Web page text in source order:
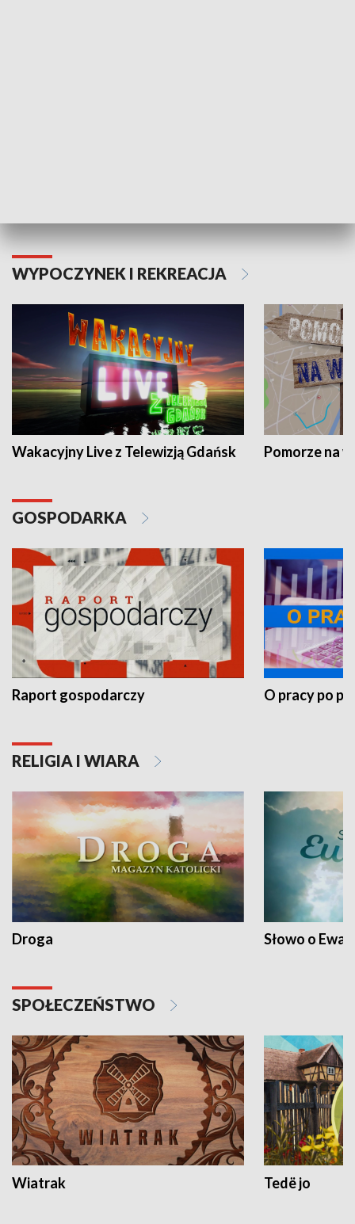
WYPOCZYNEK I REKREACJA
Wakacyjny Live z Telewizją Gdańsk Pomorze na
GOSPODARKA
Raport gospodarczy O pracy po
RELIGIA I WIARA
Droga Słowo o
SPOŁECZEŃSTWO
Wiatrak Tedë jo